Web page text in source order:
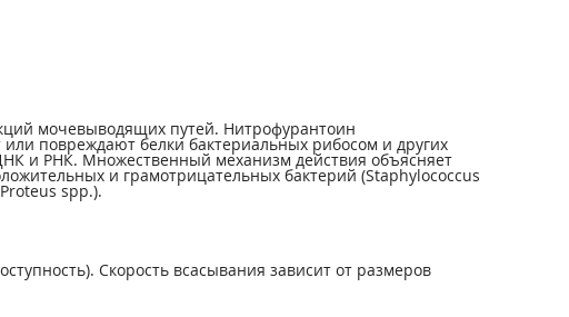
мочевыводящих путей. Нитрофурантоин
повреждают белки бактериальных рибосом и других
и РНК. Множественный механизм действия объясняет
и грамотрицательных бактерий (Staphylococcus
spp.).
Скорость всасывания зависит от размеров